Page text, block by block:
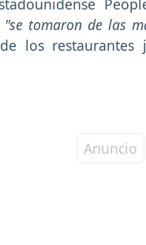
"se tomaron de las
los restaurantes